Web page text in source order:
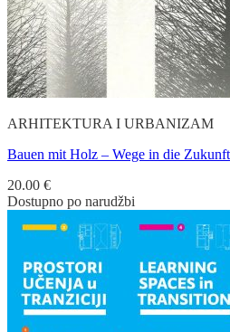
ARHITEKTURA I URBANIZAM
Bauen mit Holz – Wege in die Zukunft
20.00 €
Dostupno po narudžbi